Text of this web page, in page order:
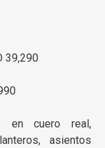
39,290
en cuero real,
asientos